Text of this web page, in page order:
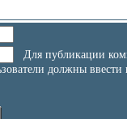
Для публикации
должны